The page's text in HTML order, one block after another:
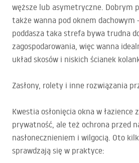
węższe lub asymetryczne. Dobrym
także wanna pod oknem dachowym
poddasza taka strefa bywa trudna
zagospodarowania, więc wanna
układ skosów i niskich ścianek
Zasłony, rolety i inne rozwiązania
Kwestia osłonięcia okna w
prywatność, ale też ochrona przed
nasłonecznieniem i wilgocią. Oto
sprawdzają się w praktyce: